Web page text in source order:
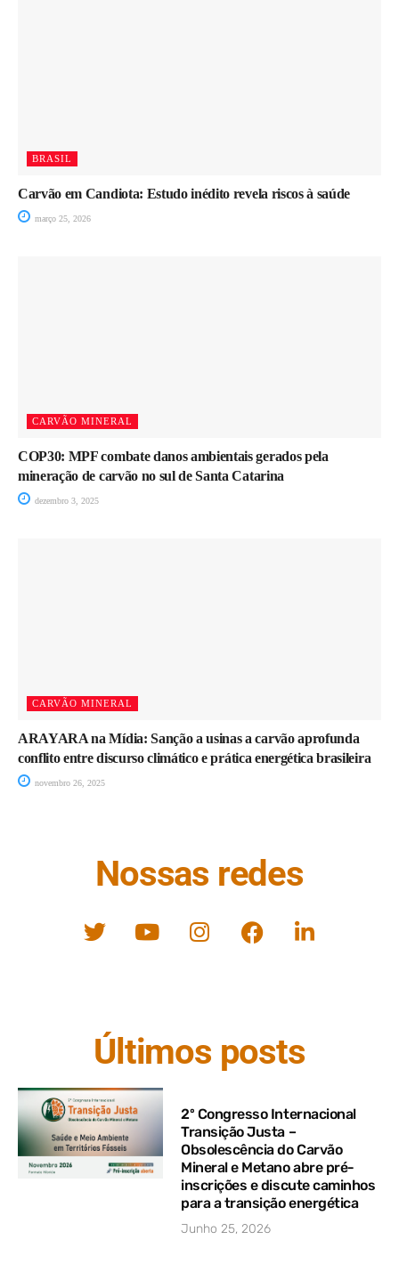
BRASIL
Carvão em Candiota: Estudo inédito revela riscos à saúde
março 25, 2026
CARVÃO MINERAL
COP30: MPF combate danos ambientais gerados pela
mineração de carvão no sul de Santa Catarina
dezembro 3, 2025
CARVÃO MINERAL
ARAYARA na Mídia: Sanção a usinas a carvão aprofunda
conflito entre discurso climático e prática energética brasileira
novembro 26, 2025
Nossas redes
Últimos posts
2º Congresso Internacional
Transição Justa –
Obsolescência do Carvão
Mineral e Metano abre pré-
inscrições e discute caminhos
para a transição energética
Junho 25, 2026